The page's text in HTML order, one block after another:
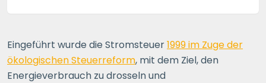
Eingeführt wurde die Stromsteuer1999 im Zuge der
ökologischen Steuerreform, mit dem Ziel, den
Energieverbrauch zu drosseln und